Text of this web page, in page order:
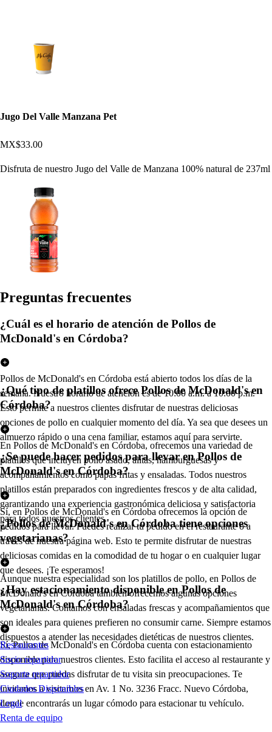
Jugo Del Valle Manzana Pet
MX$33.00
Disfruta de nuestro Jugo del Valle de Manzana 100% natural de 237ml
Preguntas frecuentes
¿Cuál es el horario de atención de Pollos de
McDonald's en Córdoba?
Pollos de McDonald's en Córdoba está abierto todos los días de la
semana. Nuestro horario de atención es de 10:00 a.m. a 10:00 p.m.
Esto permite a nuestros clientes disfrutar de nuestras deliciosas
opciones de pollo en cualquier momento del día. Ya sea que desees un
almuerzo rápido o una cena familiar, estamos aquí para servirte.
¿Qué tipo de platillos ofrece Pollos de McDonald's en
Córdoba?
En Pollos de McDonald's en Córdoba, ofrecemos una variedad de
platillos que incluyen pollo asado, alitas, hamburguesas y
acompañamientos como papas fritas y ensaladas. Todos nuestros
platillos están preparados con ingredientes frescos y de alta calidad,
garantizando una experiencia gastronómica deliciosa y satisfactoria
para todos nuestros clientes.
¿Se puede hacer pedidos para llevar en Pollos de
McDonald's en Córdoba?
Sí, en Pollos de McDonald's en Córdoba ofrecemos la opción de
pedidos para llevar. Puedes realizar tu pedido en el restaurante o a
través de nuestra página web. Esto te permite disfrutar de nuestras
deliciosas comidas en la comodidad de tu hogar o en cualquier lugar
que desees. ¡Te esperamos!
¿Pollos de McDonald's en Córdoba tiene opciones
vegetarianas?
Aunque nuestra especialidad son los platillos de pollo, en Pollos de
McDonald's en Córdoba también ofrecemos algunas opciones
vegetarianas. Contamos con ensaladas frescas y acompañamientos que
son ideales para quienes prefieren no consumir carne. Siempre estamos
dispuestos a atender las necesidades dietéticas de nuestros clientes.
¿Hay estacionamiento disponible en Pollos de
McDonald's en Córdoba?
Sí, Pollos de McDonald's en Córdoba cuenta con estacionamiento
disponible para nuestros clientes. Esto facilita el acceso al restaurante y
asegura que puedas disfrutar de tu visita sin preocupaciones. Te
invitamos a visitarnos en Av. 1 No. 3236 Fracc. Nuevo Córdoba,
donde encontrarás un lugar cómodo para estacionar tu vehículo.
Restaurantes
Socio repartidor
Soporte repartidor
Ciudades Disponibles
Legal
Renta de equipo